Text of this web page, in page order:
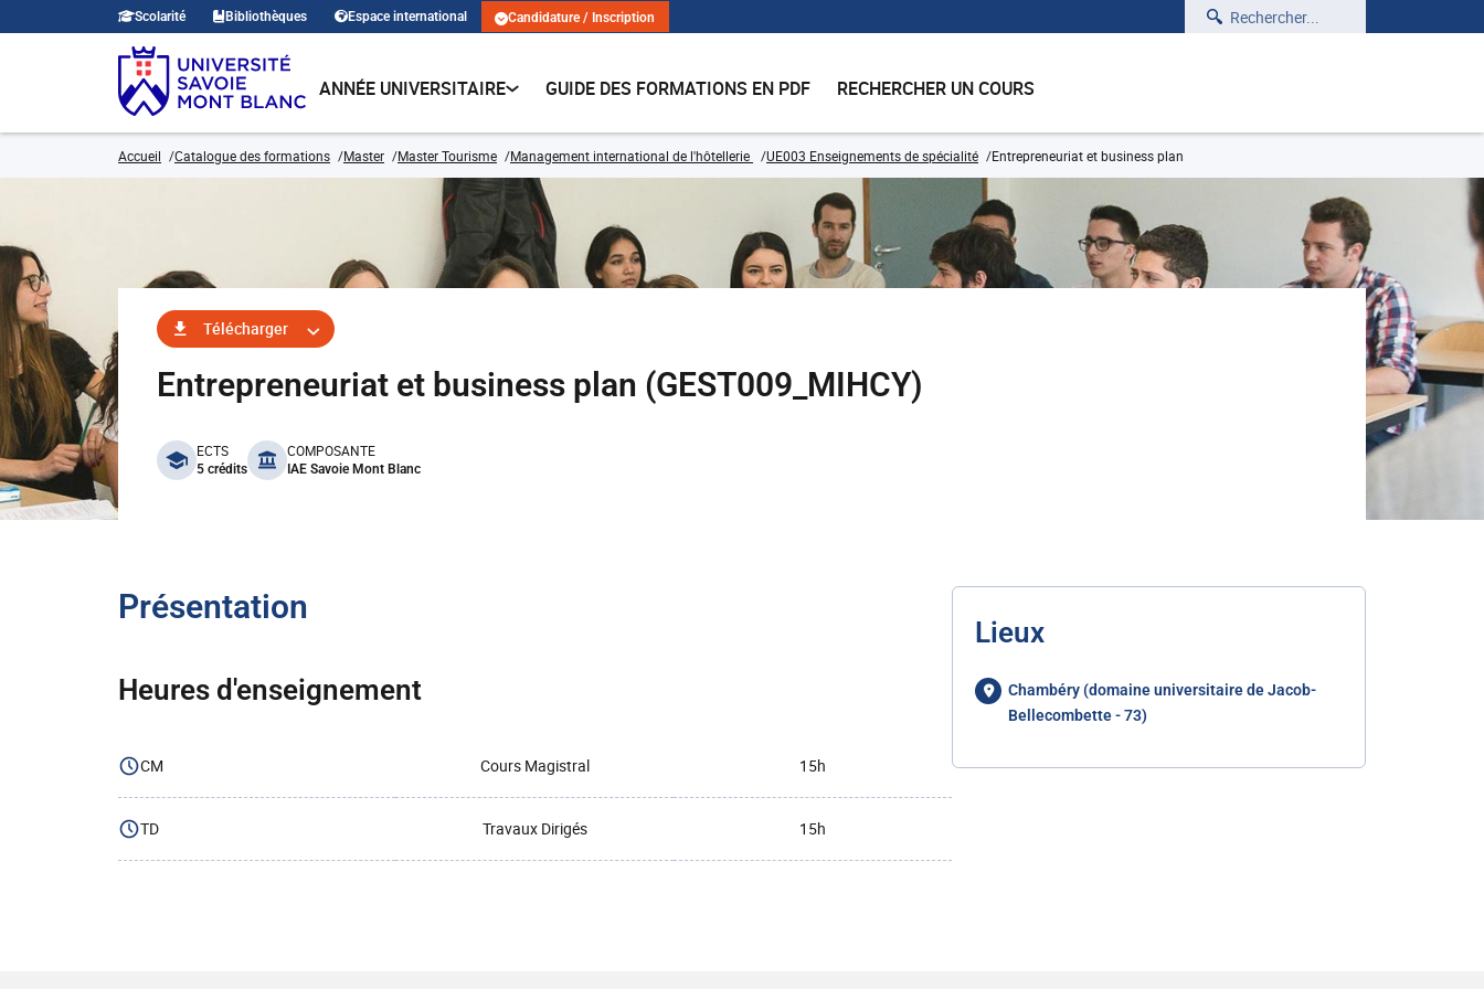
Scolarité Bibliothèques Espace international Candidature / Inscription Rechercher
ANNÉE UNIVERSITAIRE GUIDE DES FORMATIONS EN PDF RECHERCHER UN COURS
Accueil Catalogue des formations Master Master Tourisme Management international de l'hôtellerie UE003 Enseignements de spécialité Entrepreneuriat et business plan
Télécharger
Entrepreneuriat et business plan (GEST009_MIHCY)
benefits
ECTS
5 crédits
COMPOSANTE
IAE Savoie Mont Blanc
Présentation
Heures d'enseignement
CM Cours Magistral 15h
TD Travaux Dirigés 15h
Lieux
Chambéry (domaine universitaire de Jacob-
Bellecombette - 73)